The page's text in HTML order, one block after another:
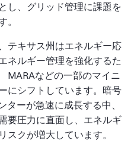
し、グリッド管理に課題を
。
テキサス州はエネルギー応
ネルギー管理を強化するた
MARAなどの一部のマイニ
にシフトしています。暗号
ーが急速に成長する中、
要圧力に直面し、エネルギ
スクが増大しています。